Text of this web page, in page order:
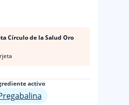
Círculo de la Salud Oro
activo